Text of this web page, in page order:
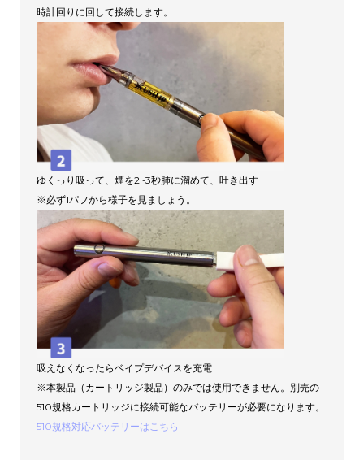
時計回りに回して接続します。
ゆくっり吸って、煙を2~3秒肺に溜めて、吐き出す
※必ず1パフから様子を見ましょう。
吸えなくなったらベイプデバイスを充電
※本製品（カートリッジ製品）のみでは使用できません。別売の
510規格カートリッジに接続可能なバッテリーが必要になります。
510規格対応バッテリーはこちら